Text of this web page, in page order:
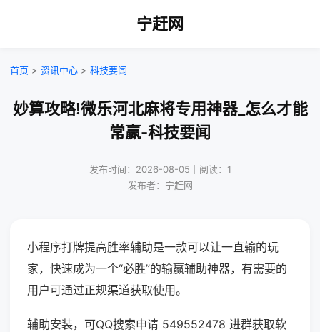
宁赶网
首页 > 资讯中心 > 科技要闻
妙算攻略!微乐河北麻将专用神器_怎么才能
常赢-科技要闻
发布时间：2026-08-05｜阅读：1
发布者：宁赶网
小程序打牌提高胜率辅助是一款可以让一直输的玩
家，快速成为一个“必胜”的输赢辅助神器，有需要的
用户可通过正规渠道获取使用。
辅助安装，可QQ搜索申请 549552478 进群获取软